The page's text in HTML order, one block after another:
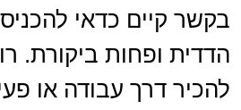
בקשר קיים כדאי
הדדית ופחות ביקורת.
להכיר דרך עבודה או